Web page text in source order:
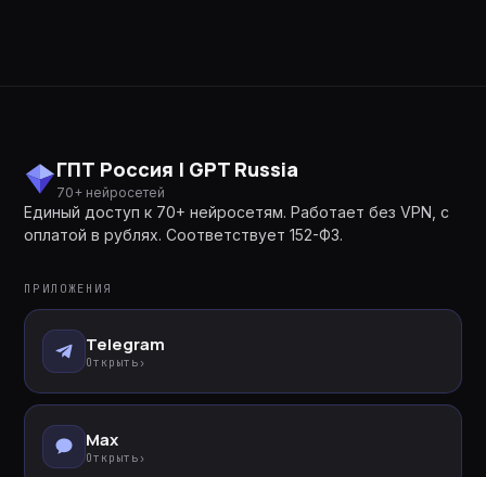
ГПТ Россия | GPT Russia
70+ нейросетей
Единый доступ к 70+ нейросетям. Работает без VPN, с
оплатой в рублях. Соответствует 152-ФЗ.
ПРИЛОЖЕНИЯ
Telegram
Открыть ›
Max
Открыть ›